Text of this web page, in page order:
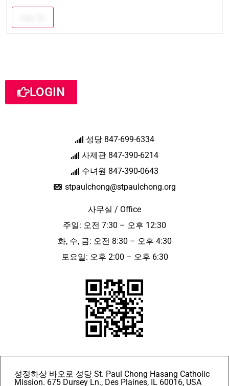
LOGIN
성당 847-699-6334
사제관 847-390-6214
수녀원 847-390-0643
stpaulchong@stpaulchong.org
사무실 / Office
주일: 오전 7:30 – 오후 12:30
화, 수, 금: 오전 8:30 – 오후 4:30
토요일: 오후 2:00 – 오후 6:30
성정하상 바오로 성당 St. Paul Chong Hasang Catholic
Mission. 675 Dursey Ln., Des Plaines, IL 60016, USA